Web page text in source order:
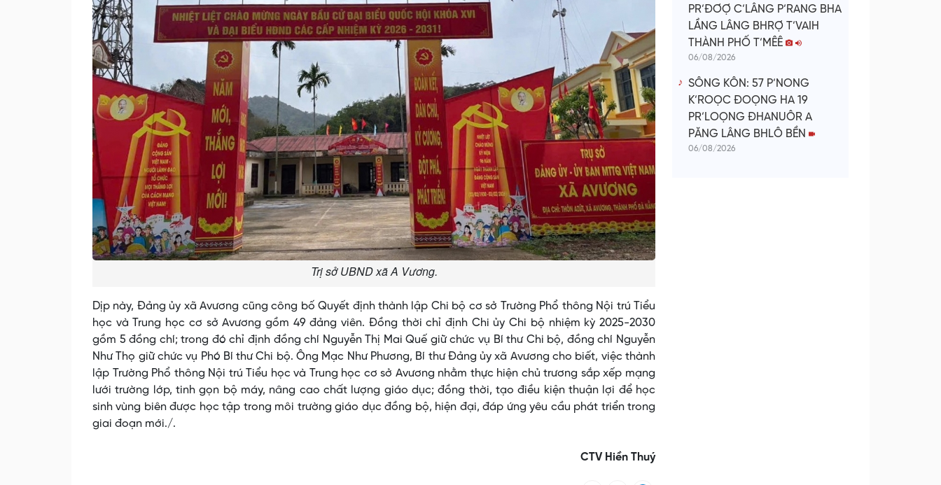
Trị sở UBND xã A Vương.
Dịp này, Đảng ủy xã Avương cũng công bố Quyết định thành lập Chi bộ cơ sở Trường Phổ thông Nội trú Tiểu
học và Trung học cơ sở Avương gồm 49 đảng viên. Đồng thời chỉ định Chi ủy Chi bộ nhiệm kỳ 2025-2030
gồm 5 đồng chí; trong đó chỉ định đồng chí Nguyễn Thị Mai Quế giữ chức vụ Bí thư Chi bộ, đồng chí Nguyễn
Như Thọ giữ chức vụ Phó Bí thư Chi bộ. Ông Mạc Như Phương, Bí thư Đảng ủy xã Avương cho biết, việc thành
lập Trường Phổ thông Nội trú Tiểu học và Trung học cơ sở Avương nhằm thực hiện chủ trương sắp xếp mạng
lưới trường lớp, tinh gọn bộ máy, nâng cao chất lượng giáo dục; đồng thời, tạo điều kiện thuận lợi để học
sinh vùng biên được học tập trong môi trường giáo dục đồng bộ, hiện đại, đáp ứng yêu cầu phát triển trong
giai đoạn mới./.
CTV Hiền Thuý
PR’ĐƠỢ C’LÂNG P’RANG BHA
LẦNG LÂNG BHRỢ T’VAIH
THÀNH PHỐ T’MÊÊ
06/08/2026
SÔNG KÔN: 57 P’NONG
K’ROỌC ĐOỌNG HA 19
PR’LOỌNG ĐHANUÔR A
PĂNG LÂNG BHLÔ BỀN
06/08/2026